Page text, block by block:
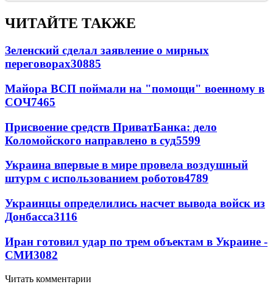
ЧИТАЙТЕ ТАКЖЕ
Зеленский сделал заявление о мирных
переговорах30885
Майора ВСП поймали на "помощи" военному в
СОЧ7465
Присвоение средств ПриватБанка: дело
Коломойского направлено в суд5599
Украина впервые в мире провела воздушный
штурм с использованием роботов4789
Украинцы определились насчет вывода войск из
Донбасса3116
Иран готовил удар по трем объектам в Украине -
СМИ3082
Читать комментарии